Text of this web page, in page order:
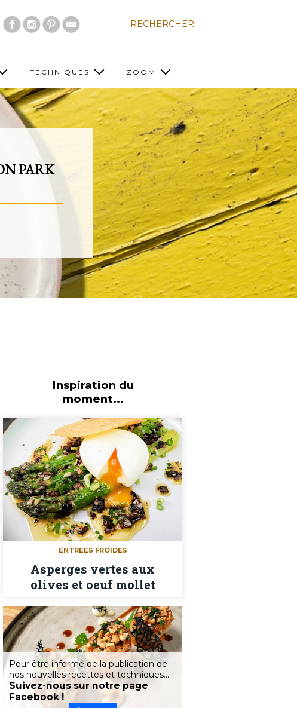
RECHERCHER
TECHNIQUES ZOOM
PARK
Inspiration du
moment...
ENTRÉES FROIDES
Asperges vertes aux
olives et oeuf mollet
Pour être informé de la publication de
nos nouvelles recettes et techniques...
Suivez-nous sur notre page
Facebook !